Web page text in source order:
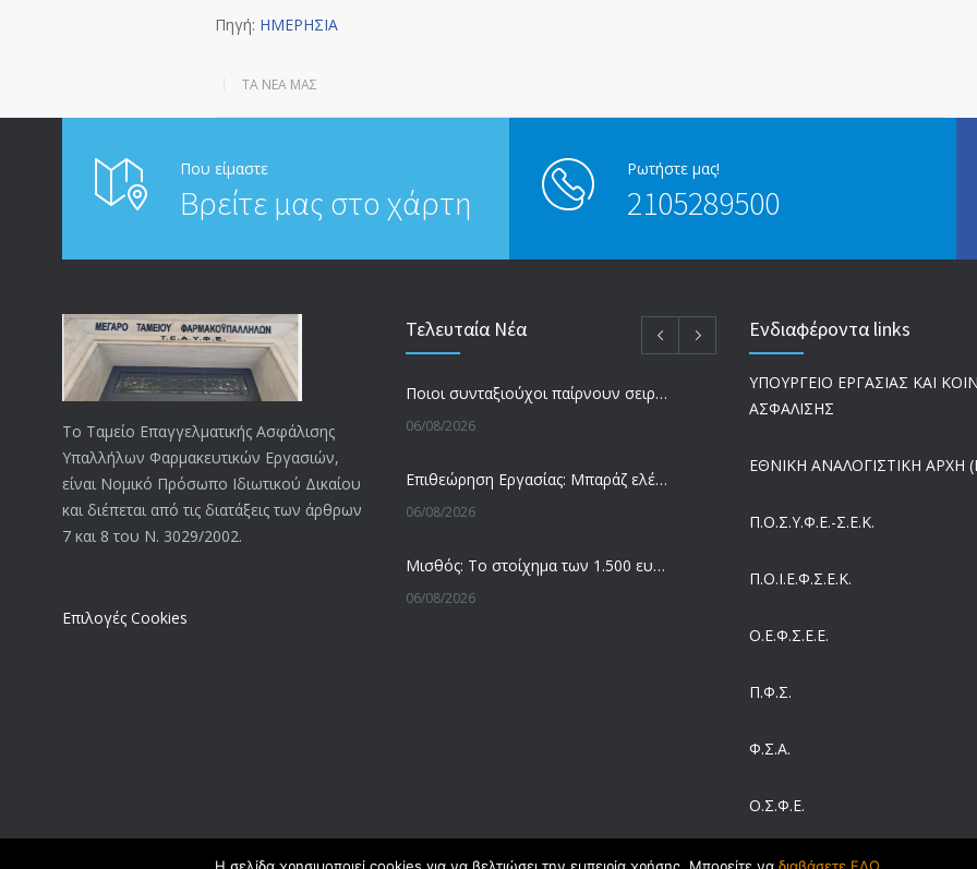
Πηγή: ΗΜΕΡΗΣΙΑ
ΤΑ ΝΈΑ ΜΑΣ
Που είμαστε
Βρείτε μας στο χάρτη
Ρωτήστε μας!
2105289500
Το Ταμείο Επαγγελματικής Ασφάλισης
Υπαλλήλων Φαρμακευτικών Εργασιών,
είναι Νομικό Πρόσωπο Ιδιωτικού Δικαίου
και διέπεται από τις διατάξεις των άρθρων
7 και 8 του Ν. 3029/2002.
Επιλογές Cookies
Τελευταία Νέα
Ποιοι συνταξιούχοι παίρνουν σειρά για επανυπολογισμό σύνταξης με αύξηση και αναδρομικά – Οι εκκρεμότητες ανά Ταμείο
06/08/2026
Επιθεώρηση Εργασίας: Μπαράζ ελέγχων με tablets και drones
06/08/2026
Μισθός: Το στοίχημα των 1.500 ευρώ – Πόσοι εργαζόμενοι παίρνουν αυτά τα χρήματα
06/08/2026
05/08/2026
Ενδιαφέροντα links
ΥΠΟΥΡΓΕΙΟ ΕΡΓΑΣΙΑΣ ΚΑΙ
ΑΣΦΑΛΙΣΗΣ
ΕΘΝΙΚΗ ΑΝΑΛΟΓΙΣΤΙΚΗ ΑΡΧΗ
Π.Ο.Σ.Υ.Φ.Ε.-Σ.Ε.Κ.
Π.O.I.Ε.Φ.Σ.Ε.Κ.
Ο.Ε.Φ.Σ.Ε.Ε.
Π.Φ.Σ.
Φ.Σ.Α.
Ο.Σ.Φ.Ε.
ΣΕΙΒ